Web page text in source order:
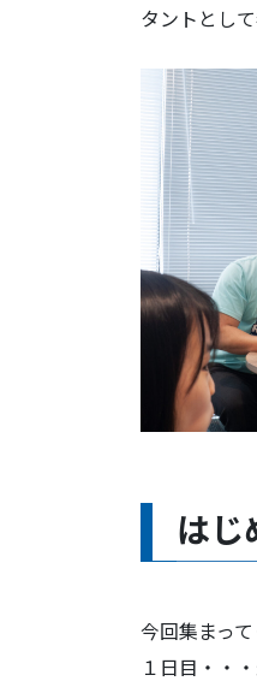
タントとし
はじ
今回集まっ
１日目・・